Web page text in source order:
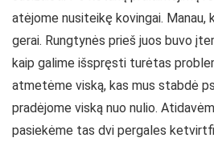
atėjome nusiteikę kovingai. Manau,
gerai. Rungtynės prieš juos buvo
kaip galime išspręsti turėtas
atmetėme viską, kas mus stabdė
pradėjome viską nuo nulio.
pasiekėme tas dvi pergales